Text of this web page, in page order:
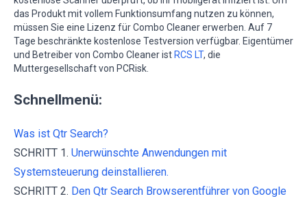
das Produkt mit vollem Funktionsumfang nutzen zu können,
müssen Sie eine Lizenz für Combo Cleaner erwerben. Auf 7
Tage beschränkte kostenlose Testversion verfügbar. Eigentümer
und Betreiber von Combo Cleaner ist RCS LT, die
Muttergesellschaft von PCRisk.
Schnellmenü:
Was ist Qtr Search?
SCHRITT 1. Unerwünschte Anwendungen mit
Systemsteuerung deinstallieren.
SCHRITT 2. Den Qtr Search Browserentführer von Google